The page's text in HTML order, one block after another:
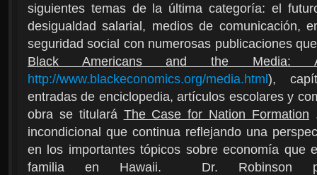
siguientes temas de la última categoría: el
desigualdad salarial, medios de comunicación,
seguridad social con numerosas publicaciones
Black Americans and the Media:
http://www.blackeconomics.org/media.html ),
entradas de enciclopedia, artículos escolares y
obra se titulará The Case for Nation Formation
incondicional que continua reflejando una
en los importantes tópicos sobre economía que
familia en Hawaii. Dr. Robinson